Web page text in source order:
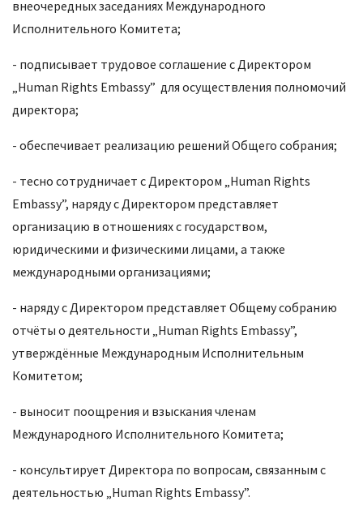
внеочередных заседаниях Международного
Исполнительного Комитета;
- подписывает трудовое соглашение с Директором
„Human Rights Embassy” для осуществления полномочий
директора;
- обеспечивает реализацию решений Общего собрания;
- тесно сотрудничает с Директором „Human Rights
Embassy”, наряду с Директором представляет
организацию в отношениях с государством,
юридическими и физическими лицами, а также
международными организациями;
- наряду с Директором представляет Общему собранию
отчёты о деятельности „Human Rights Embassy”,
утверждённые Международным Исполнительным
Комитетом;
- выносит поощрения и взыскания членам
Международного Исполнительного Комитета;
- консультирует Директора по вопросам, связанным с
деятельностью „Human Rights Embassy”.